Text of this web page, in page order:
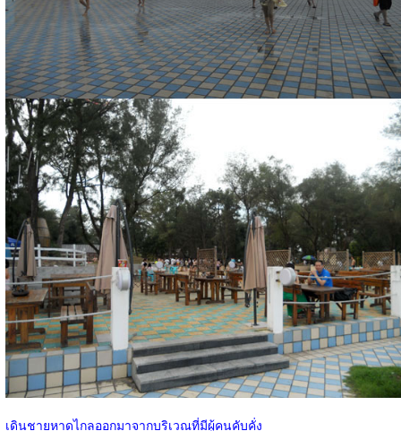
เดินชายหาดไกลออกมาจากบริเวณที่มีผู้คนคับคั่ง